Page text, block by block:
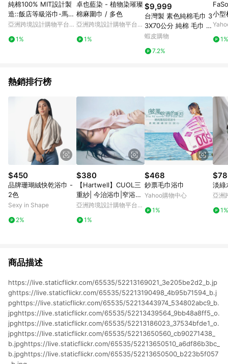
純棉100% MIT設計製
造::飯店等級浴巾-馬卡
龍色系列
亞洲跨境設計購物平台
1%
卓也藍染 - 植物染璀璨
棉麻圍巾 / 多色
亞洲跨境設計購物平台
1%
$9,999
台灣製 素色純棉毛巾 3
3X70公分 純棉 毛巾 浴
巾 純棉毛巾
蝦皮購物
7.2%
小型
2包
1%
熱銷排行榜
$450
品牌珊瑚絨快乾浴巾 -
2色
Sexy in Shape
2%
$380
【Hartwell】CUOL三
重紗| 今治浴巾|窄浴巾|
方巾 低摩擦|換季必備
亞洲跨境設計購物平台
1%
$468
鈔票毛巾浴巾
Yahoo購物中心
1%
淡綠
亞洲
1%
商品描述
https://live.staticflickr.com/65535/52213169021_3e205be2d2_b.jp
ghttps://live.staticflickr.com/65535/52213190498_4b95b71594_b.j
pghttps://live.staticflickr.com/65535/52213443974_534802abc9_b.
jpghttps://live.staticflickr.com/65535/52213439564_9bb48a8ff5_o.
jpghttps://live.staticflickr.com/65535/52213186023_37534bfde1_o.
jpghttps://live.staticflickr.com/65535/52213650560_cb90271438_
b.jpghttps://live.staticflickr.com/65535/52213650510_a6df86b3bc_
b.jpghttps://live.staticflickr.com/65535/52213650500_b223b5f057